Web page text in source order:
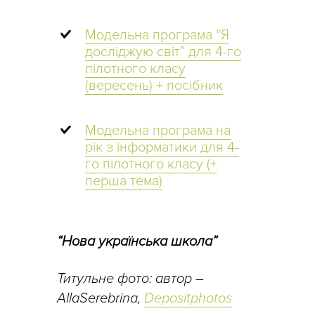
Модельна програма “Я
досліджую світ” для 4-го
пілотного класу
(вересень) + посібник
Модельна програма на
рік з інформатики для 4-
го пілотного класу (+
перша тема)
“Нова українська школа”
Титульне фото: автор –
AllaSerebrina, Depositphotos